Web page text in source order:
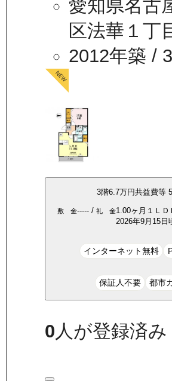
愛知県名古
区法華１丁
2012年築 /
3階6.7万円共益費等
敷 金-----/ 礼 金1.00ヶ月 １ＬＤ
2026年9月15日
インターネット無料
保証人不要 都市
0人が登録済み